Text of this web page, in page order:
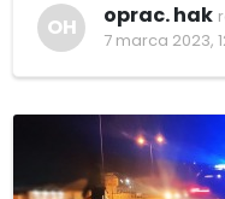
OH oprac. hak
7 marca 2023,